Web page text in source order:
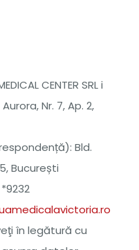
CENTER SRL i
Nr. 7, Ap. 2,
Bld.
București
în legătură cu